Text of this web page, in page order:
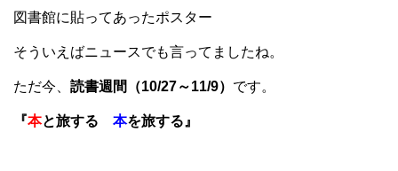
図書館に貼ってあったポスター
そういえばニュースでも言ってましたね。
ただ今、 読書週間（10/27～11/9） です。
『本と旅する 本を旅する』